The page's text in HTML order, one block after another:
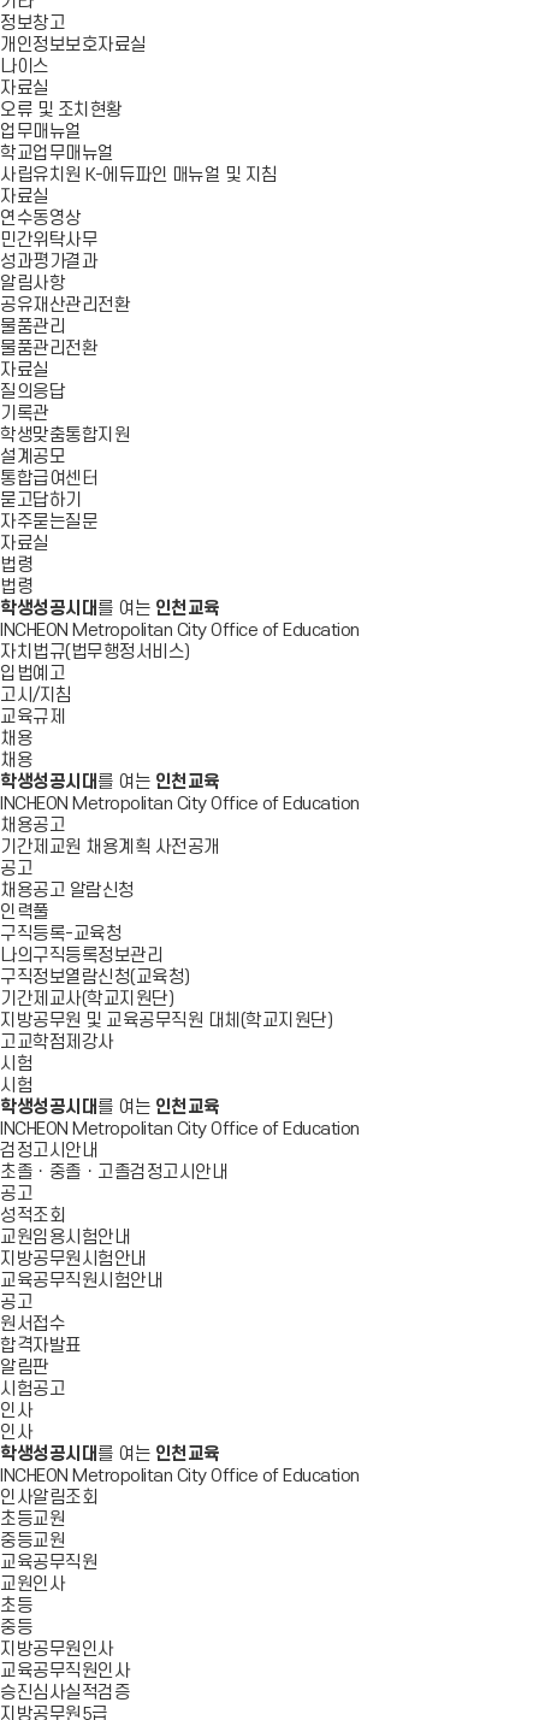
정보창고
개인정보보호자료실
나이스
자료실
오류 및 조치현황
업무매뉴얼
학교업무매뉴얼
사립유치원 K-에듀파인 매뉴얼 및 지침
자료실
연수동영상
민간위탁사무
성과평가결과
알림사항
공유재산관리전환
물품관리
물품관리전환
자료실
질의응답
기록관
학생맞춤통합지원
설계공모
통합급여센터
묻고답하기
자주묻는질문
자료실
법령
법령
학생성공시대 를 여는 인천교육
INCHEON Metropolitan City Office of Education
자치법규(법무행정서비스)
입법예고
고시/지침
교육규제
채용
채용
학생성공시대 를 여는 인천교육
INCHEON Metropolitan City Office of Education
채용공고
기간제교원 채용계획 사전공개
공고
채용공고 알람신청
인력풀
구직등록-교육청
나의구직등록정보관리
구직정보열람신청(교육청)
기간제교사(학교지원단)
지방공무원 및 교육공무직원 대체(학교지원단)
고교학점제강사
시험
시험
학생성공시대 를 여는 인천교육
INCHEON Metropolitan City Office of Education
검정고시안내
초졸ㆍ중졸ㆍ고졸검정고시안내
공고
성적조회
교원임용시험안내
지방공무원시험안내
교육공무직원시험안내
공고
원서접수
합격자발표
알림판
시험공고
인사
인사
학생성공시대 를 여는 인천교육
INCHEON Metropolitan City Office of Education
인사알림조회
초등교원
중등교원
교육공무직원
교원인사
초등
중등
지방공무원인사
교육공무직원인사
승진심사실적검증
지방공무원5급